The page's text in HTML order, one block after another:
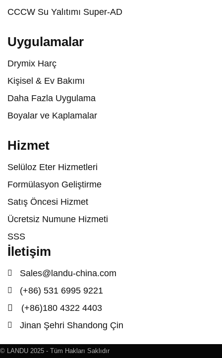
CCCW Su Yalıtımı Super-AD
Uygulamalar
Drymix Harç
Kişisel & Ev Bakımı
Daha Fazla Uygulama
Boyalar ve Kaplamalar
Hizmet
Selüloz Eter Hizmetleri
Formülasyon Geliştirme
Satış Öncesi Hizmet
Ücretsiz Numune Hizmeti
SSS
İletişim
Sales@landu-china.com
(+86) 531 6995 9221
(+86)180 4322 4403
Jinan Şehri Shandong Çin
© LANDU 2025 - Tüm Hakları Saklıdır